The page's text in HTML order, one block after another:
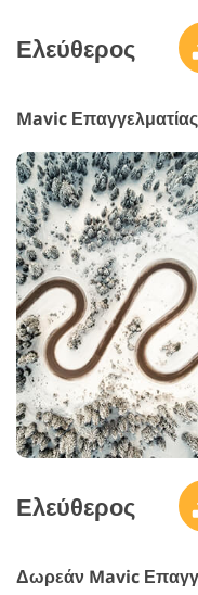
Ελεύθερος
Mavic
Ελεύθερος
Δωρεάν Mavic